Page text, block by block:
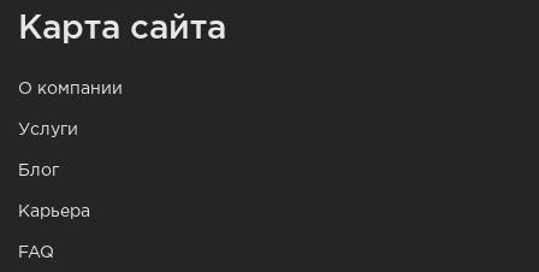
Карта сайта
О компании
Услуги
Блог
Карьера
FAQ